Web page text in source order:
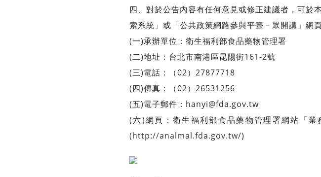
四、對於公告內容有任何意見或修正建議者，可
索系統」或「公共政策網路參與平臺－眾開講」網
(一)承辦單位：衛生福利部食品藥物管理署
(二)地址：台北市南港區昆陽街161-2號
(三)電話：（02）27877718
(四)傳真：（02）26531256
(五)電子郵件： hanyi@fda.gov.tw
(六)網頁：衛生福利部食品藥物管理署網站「
(http://analmal.fda.gov.tw/)